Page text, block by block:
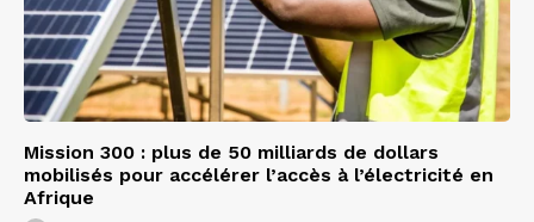
Mission 300 : plus de 50 milliards de dollars
mobilisés pour accélérer l’accès à l’électricité en
Afrique